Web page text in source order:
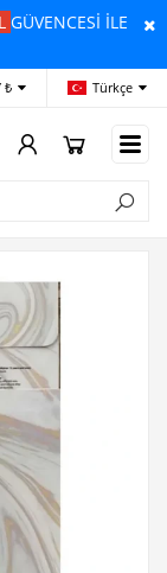
GÜVENCESİ İLE
₺ Türkçe